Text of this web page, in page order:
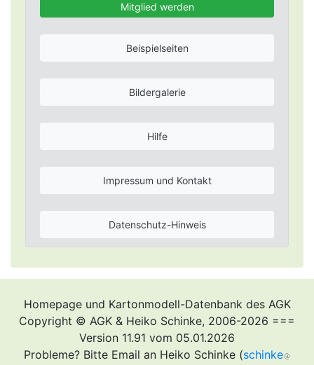
Mitglied werden
Beispielseiten
Bildergalerie
Hilfe
Impressum und Kontakt
Datenschutz-Hinweis
Homepage und Kartonmodell-Datenbank des AGK
Copyright © AGK & Heiko Schinke, 2006-2026 ===
Version 11.91 vom 05.01.2026
Probleme? Bitte Email an Heiko Schinke (schinke